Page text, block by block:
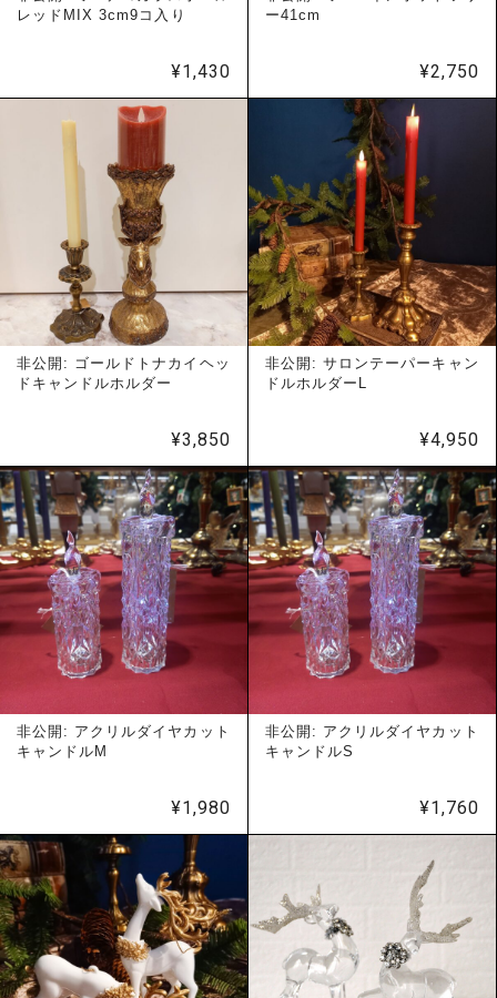
レッドMIX 3cm9コ入り
¥1,430
ー41cm
¥2,750
非公開: ゴールドトナカイヘッ
ドキャンドルホルダー
¥3,850
非公開: サロンテーパーキャン
ドルホルダーL
¥4,950
非公開: アクリルダイヤカット
キャンドルM
¥1,980
非公開: アクリルダイヤカット
キャンドルS
¥1,760